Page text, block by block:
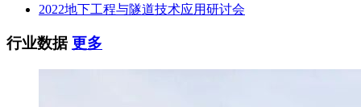
2022地下工程与隧道技术应用研讨会
行业数据更多